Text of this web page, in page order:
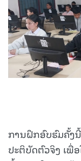
ການຝຶກອົບຮົມຄັ້ງ
ປະຕິບັດຕົວຈິງ ເ